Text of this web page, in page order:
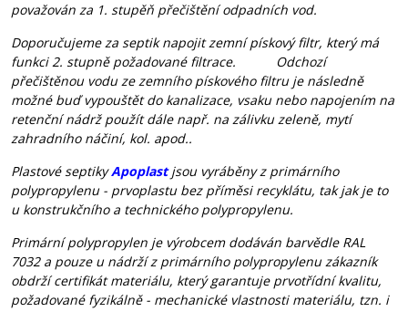
považován za 1. stupěň přečištění odpadních vod.
Doporučujeme za septik napojit zemní pískový filtr, který má
funkci 2. stupně požadované filtrace. Odchozí
přečištěnou vodu ze zemního pískového filtru je následně
možné buď vypouštět do kanalizace, vsaku nebo napojením na
retenční nádrž použít dále např. na zálivku zeleně, mytí
zahradního náčiní, kol. apod..
Plastové septikyApoplast jsou vyráběny z primárního
polypropylenu - prvoplastu bez příměsi recyklátu, tak jak je to
u konstrukčního a technického polypropylenu.
Primární polypropylen je výrobcem dodáván barvědle RAL
7032 a pouze u nádrží z primárního polypropylenu zákazník
obdrží certifikát materiálu, který garantuje prvotřídní kvalitu,
požadované fyzikálně - mechanické vlastnosti materiálu, tzn. i